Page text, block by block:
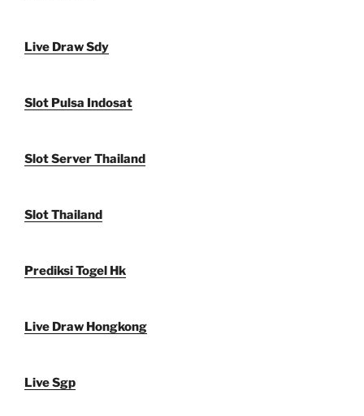
Live Draw Sdy
Slot Pulsa Indosat
Slot Server Thailand
Slot Thailand
Prediksi Togel Hk
Live Draw Hongkong
Live Sgp